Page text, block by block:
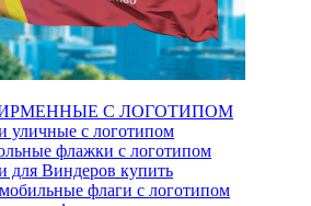
С ЛОГОТИПОМ
уличные с логотипом
флажки с логотипом
для Виндеров купить
флаги с логотипом